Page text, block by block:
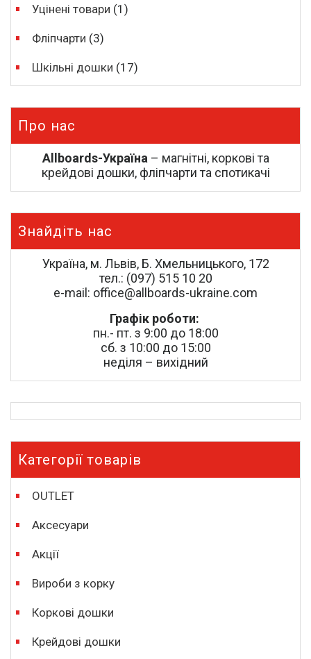
Уцінені товари (1)
Фліпчарти (3)
Шкільні дошки (17)
Про нас
Allboards-Україна – магнітні, коркові та
крейдові дошки, фліпчарти та спотикачі
Знайдіть нас
Україна, м. Львів, Б. Хмельницького, 172
тел.: (097) 515 10 20
e-mail: office@allboards-ukraine.com
Графік роботи:
пн.- пт. з 9:00 до 18:00
сб. з 10:00 до 15:00
неділя – вихідний
Категорії товарів
OUTLET
Аксесуари
Акції
Вироби з корку
Коркові дошки
Крейдові дошки